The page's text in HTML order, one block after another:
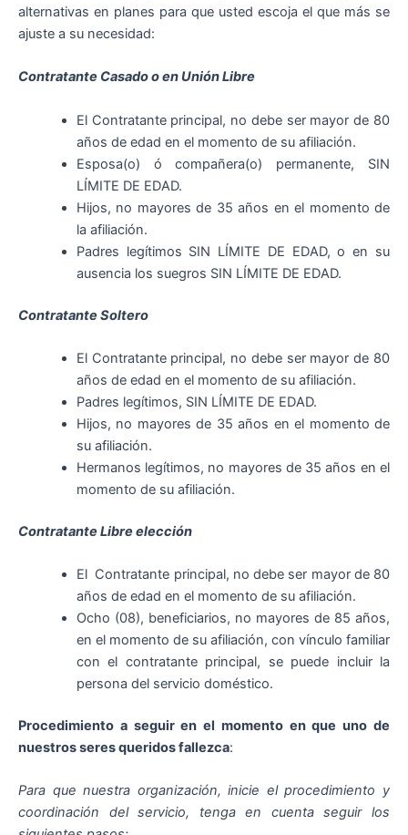
alternativas en planes para que usted escoja el que más se
ajuste a su necesidad:
Contratante Casado o en Unión Libre
El Contratante principal, no debe ser mayor de 80
años de edad en el momento de su afiliación.
Esposa(o) ó compañera(o) permanente, SIN
LÍMITE DE EDAD.
Hijos, no mayores de 35 años en el momento de
la afiliación.
Padres legítimos SIN LÍMITE DE EDAD, o en su
ausencia los suegros SIN LÍMITE DE EDAD.
Contratante Soltero
El Contratante principal, no debe ser mayor de 80
años de edad en el momento de su afiliación.
Padres legítimos, SIN LÍMITE DE EDAD.
Hijos, no mayores de 35 años en el momento de
su afiliación.
Hermanos legítimos, no mayores de 35 años en el
momento de su afiliación.
Contratante Libre elección
El Contratante principal, no debe ser mayor de 80
años de edad en el momento de su afiliación.
Ocho (08), beneficiarios, no mayores de 85 años,
en el momento de su afiliación, con vínculo familiar
con el contratante principal, se puede incluir la
persona del servicio doméstico.
Procedimiento a seguir en el momento en que uno de
nuestros seres queridos fallezca:
Para que nuestra organización, inicie el procedimiento y
coordinación del servicio, tenga en cuenta seguir los